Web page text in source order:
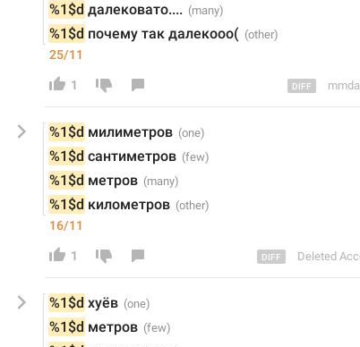
%1$d далековато....
%1$d почему так далекооо(
25/11
1
%1$d милиметров
%1$d сантиметров
%1$d метров
%1$d километров
16/11
1 Deleted
%1$d хуëв
%1$d метров